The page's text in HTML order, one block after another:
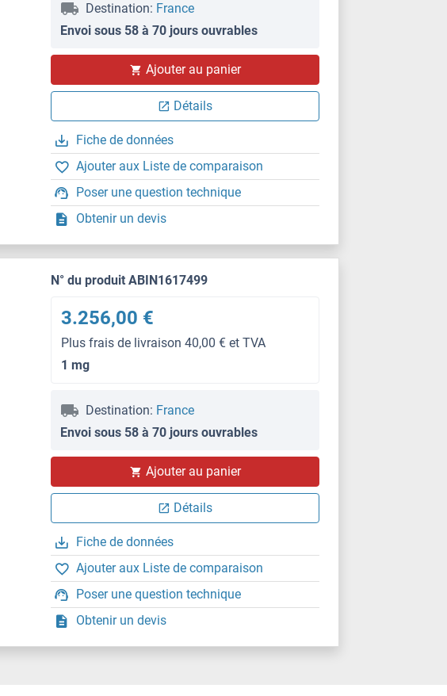
Destination: France
Envoi sous 58 à 70 jours ouvrables
Ajouter au panier
Détails
Fiche de données
Ajouter aux Liste de comparaison
Poser une question technique
Obtenir un devis
N° du produit ABIN1617499
3.256,00 €
Plus frais de livraison 40,00 € et TVA
1 mg
Destination: France
Envoi sous 58 à 70 jours ouvrables
Ajouter au panier
Détails
Fiche de données
Ajouter aux Liste de comparaison
Poser une question technique
Obtenir un devis